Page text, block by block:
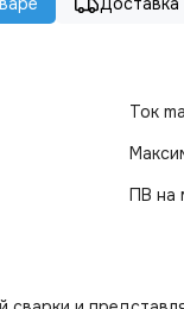
Ток
ПВ на